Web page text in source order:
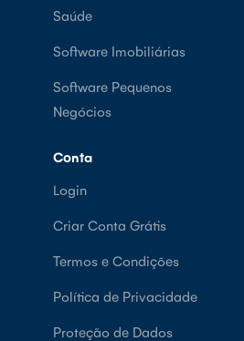
Saúde
Software Imobiliárias
Software Pequenos
Negócios
Conta
Login
Criar Conta Grátis
Termos e Condições
Política de Privacidade
Proteção de Dados